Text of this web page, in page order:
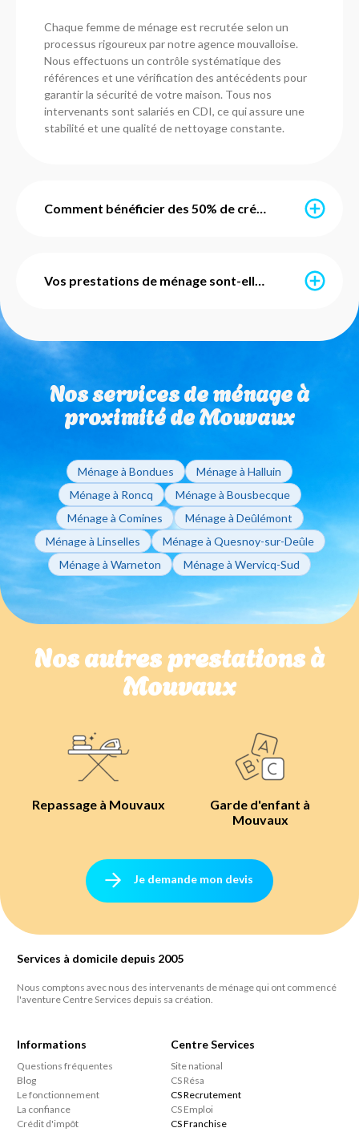
Chaque femme de ménage est recrutée selon un
processus rigoureux par notre agence mouvalloise.
Nous effectuons un contrôle systématique des
références et une vérification des antécédents pour
garantir la sécurité de votre maison. Tous nos
intervenants sont salariés en CDI, ce qui assure une
stabilité et une qualité de nettoyage constante.
Comment bénéficier des 50% de crédit d'impôt immédiat ?
payez que 50% du montant de vos prestations. Ce
service est mis en place par l'URSSAF et notre agence
utiliser vos Chèques Emploi Service Universels (CESU)
pour régler vos factures de ménage à domicile.
Vos prestations de ménage sont-elles avec ou sans engagement ?
sans engagement de durée. Que vous ayez besoin
d'un ménage ponctuel ou régulier, vous restez libre de
modifier ou d'arrêter vos interventions sur simple
appel à votre agence de Mouvaux.
Nos services de ménage à
proximité de Mouvaux
Ménage à Bondues
Ménage à Halluin
Ménage à Roncq
Ménage à Bousbecque
Ménage à Comines
Ménage à Deûlémont
Ménage à Linselles
Ménage à Quesnoy-sur-Deûle
Ménage à Warneton
Ménage à Wervicq-Sud
Nos autres prestations à
Mouvaux
Repassage à Mouvaux
Garde d'enfant à
Mouvaux
Je demande mon devis
Services à domicile depuis 2005
Nous comptons avec nous des intervenants de ménage qui ont commencé
l'aventure Centre Services depuis sa création.
Informations
Questions fréquentes
Blog
Le fonctionnement
La confiance
Crédit d'impôt
Centre Services
Site national
CS Résa
CS Recrutement
CS Emploi
CS Franchise